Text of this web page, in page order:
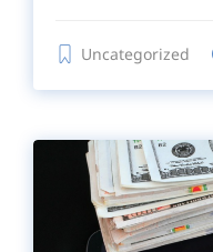
Uncategorized